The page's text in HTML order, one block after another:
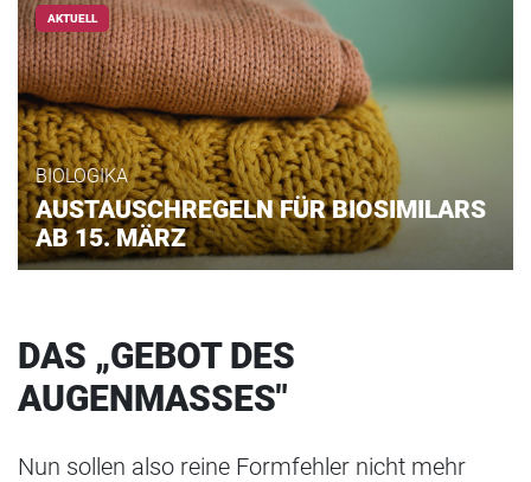
AKTUELL
BIOLOGIKA
AUSTAUSCHREGELN FÜR BIOSIMILARS
AB 15. MÄRZ
DAS „GEBOT DES
AUGENMASSES"
Nun sollen also reine Formfehler nicht mehr